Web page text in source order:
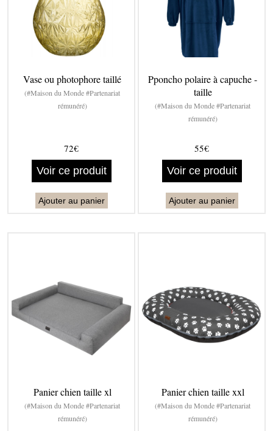
Vase ou photophore taillé
(#Maison du Monde #Partenariat
rémunéré)
72€
Voir ce produit
Ajouter au panier
Pponcho polaire à capuche -
taille
(#Maison du Monde #Partenariat
rémunéré)
55€
Voir ce produit
Ajouter au panier
Panier chien taille xl
(#Maison du Monde #Partenariat
rémunéré)
Panier chien taille xxl
(#Maison du Monde #Partenariat
rémunéré)